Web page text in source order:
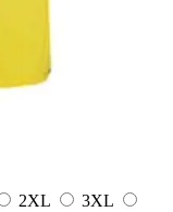
2XL
3XL